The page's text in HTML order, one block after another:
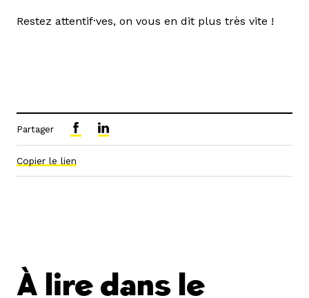
Restez attentif·ves, on vous en dit plus très vite !
Partager
Copier le lien
À lire dans le